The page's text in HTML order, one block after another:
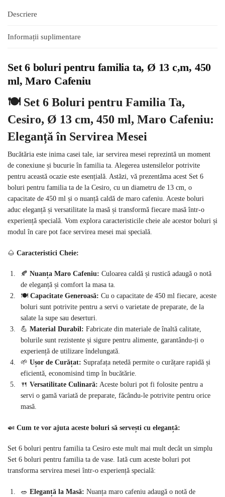
Descriere
Informații suplimentare
Set 6 boluri pentru familia ta, Ø 13 c,m, 450
ml, Maro Cafeniu
🍽️ Set 6 Boluri pentru Familia Ta,
Cesiro, Ø 13 cm, 450 ml, Maro Cafeniu:
Eleganță în Servirea Mesei
Bucătăria este inima casei tale, iar servirea mesei reprezintă un moment
de conexiune și bucurie în familia ta. Alegerea ustensilelor potrivite
pentru această ocazie este esențială. Astăzi, vă prezentăma acest Set 6
boluri pentru familia ta de la Cesiro, cu un diametru de 13 cm, o
capacitate de 450 ml și o nuanță caldă de maro cafeniu. Aceste boluri
aduc eleganță și versatilitate la masă și transformă fiecare masă într-o
experiență specială. Vom explora caracteristicile cheie ale acestor boluri și
modul în care pot face servirea mesei mai specială.
🌰 Caracteristici Cheie:
🍂 Nuanța Maro Cafeniu: Culoarea caldă și rustică adaugă o notă
de eleganță și comfort la masa ta.
🍽️ Capacitate Generoasă: Cu o capacitate de 450 ml fiecare, aceste
boluri sunt potrivite pentru a servi o varietate de preparate, de la
salate la supe sau deserturi.
💪 Material Durabil: Fabricate din materiale de înaltă calitate,
bolurile sunt rezistente și sigure pentru alimente, garantându-ți o
experiență de utilizare îndelungată.
🌱 Ușor de Curățat: Suprafața netedă permite o curățare rapidă și
eficientă, economisind timp în bucătărie.
🍴 Versatilitate Culinară: Aceste boluri pot fi folosite pentru a
servi o gamă variată de preparate, făcându-le potrivite pentru orice
masă.
🍛 Cum te vor ajuta aceste boluri să servești cu eleganță:
Set 6 boluri pentru familia ta Cesiro este mult mai mult decât un simplu
Set 6 boluri pentru familia ta de vase. Iată cum aceste boluri pot
transforma servirea mesei într-o experiență specială:
🥗 Eleganță la Masă: Nuanța maro cafeniu adaugă o notă de